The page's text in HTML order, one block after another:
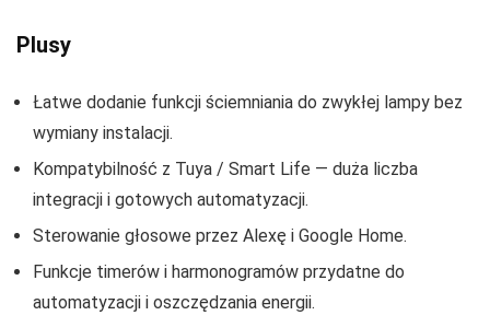
Plusy
Łatwe dodanie funkcji ściemniania do zwykłej lampy bez
wymiany instalacji.
Kompatybilność z Tuya / Smart Life — duża liczba
integracji i gotowych automatyzacji.
Sterowanie głosowe przez Alexę i Google Home.
Funkcje timerów i harmonogramów przydatne do
automatyzacji i oszczędzania energii.